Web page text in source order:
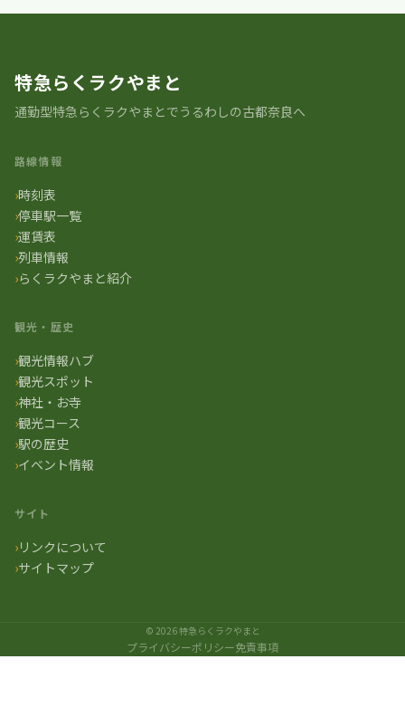
特急らくラクやまと
通勤型特急らくラクやまとでうるわしの古都奈良へ
路線情報
時刻表
停車駅一覧
運賃表
列車情報
らくラクやまと紹介
観光・歴史
観光情報ハブ
観光スポット
神社・お寺
観光コース
駅の歴史
イベント情報
サイト
リンクについて
サイトマップ
© 2026 特急らくラクやまと
プライバシーポリシー免責事項